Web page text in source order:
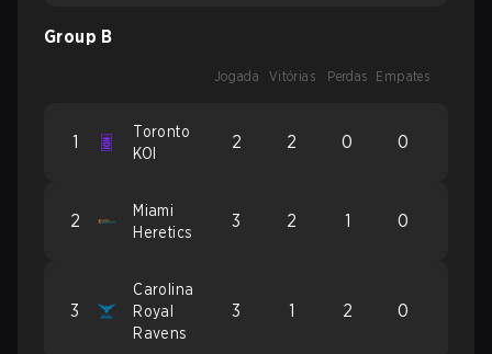
Group B
Jogada Vitórias Perdas Empates
1
Toronto
KOI
2 2 0 0
2
Miami
Heretics
3 2 1 0
3
Carolina
Royal
Ravens
3 1 2 0